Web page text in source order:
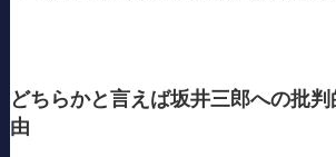
どちらかと言えば坂井三郎への批
由